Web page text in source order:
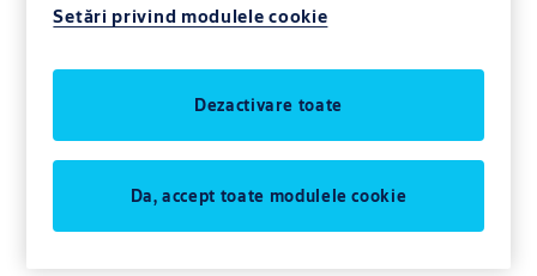
Setări privind modulele cookie
Dezactivare toate
Da, accept toate modulele cookie